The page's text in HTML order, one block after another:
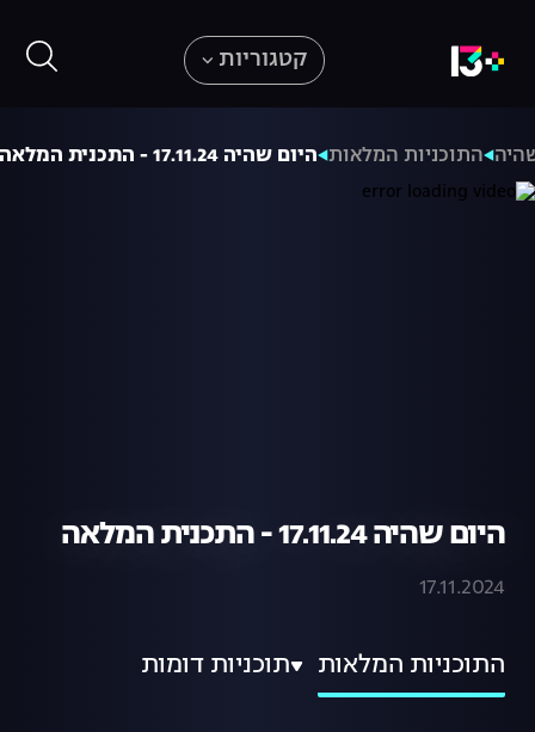
קטגוריות
התוכניות המלאות היום שהיה 17.11.24 - התכנית המלאה
היום שהיה 17.11.24 - התכנית המלאה
17.11.2024
התוכניות המלאות תוכניות דומות